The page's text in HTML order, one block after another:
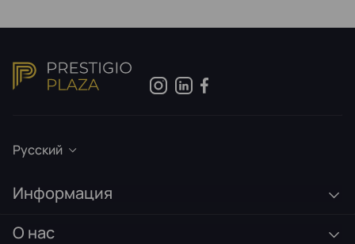
Русский
Информация
О нас